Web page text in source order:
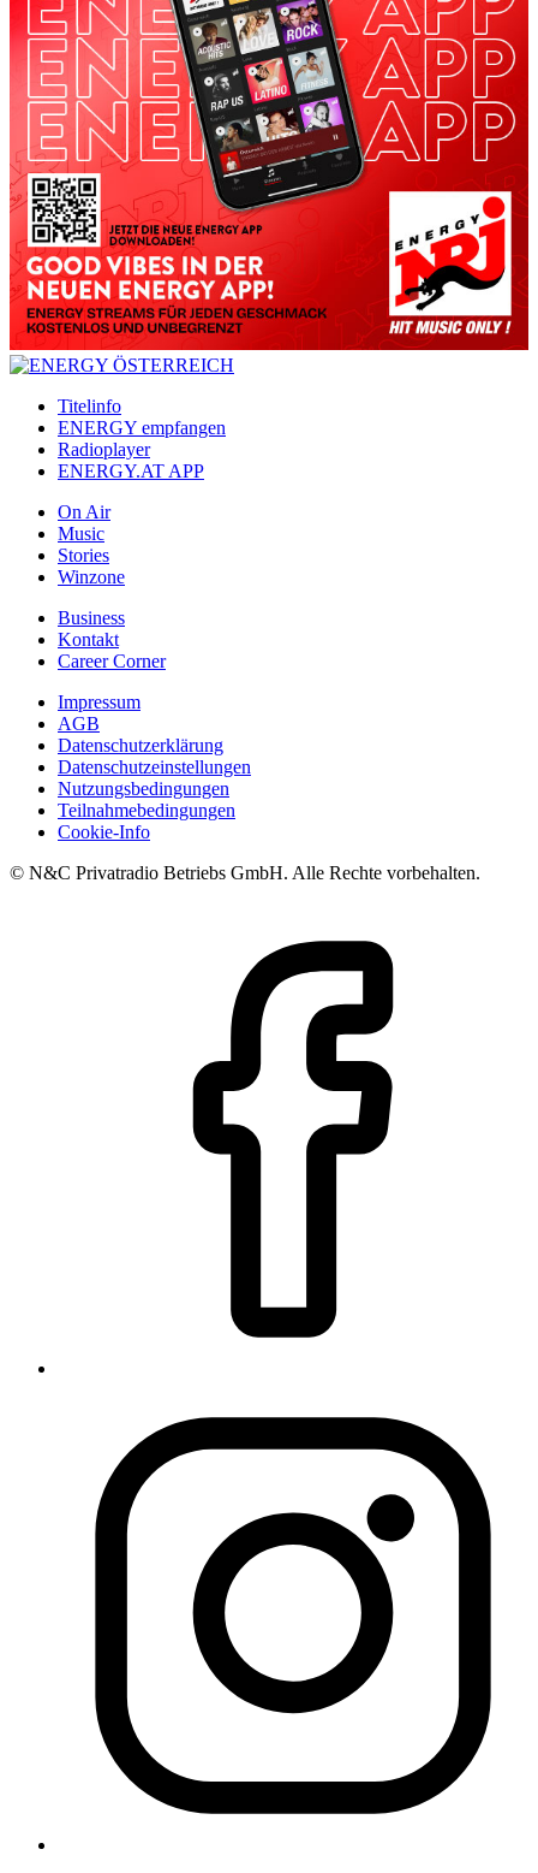
Titelinfo
ENERGY empfangen
Radioplayer
ENERGY.AT APP
On Air
Music
Stories
Winzone
Business
Kontakt
Career Corner
Impressum
AGB
Datenschutzerklärung
Datenschutzeinstellungen
Nutzungsbedingungen
Teilnahmebedingungen
Cookie-Info
© N&C Privatradio Betriebs GmbH. Alle Rechte vorbehalten.